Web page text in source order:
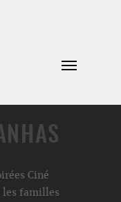
Ciné
les familles